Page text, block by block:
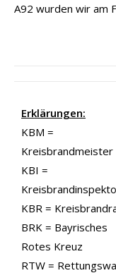
A92 wurden wir am
Erklärungen:
KBM =
Kreisbrandmeister
KBI =
KBR =
BRK = Bayrisches
Rotes Kreuz
RTW =